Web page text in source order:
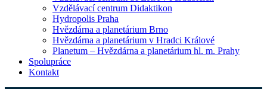
Vzdělávací centrum Didaktikon
Hydropolis Praha
Hvězdárna a planetárium Brno
Hvězdárna a planetárium v Hradci Králové
Planetum – Hvězdárna a planetárium hl. m. Prahy
Spolupráce
Kontakt